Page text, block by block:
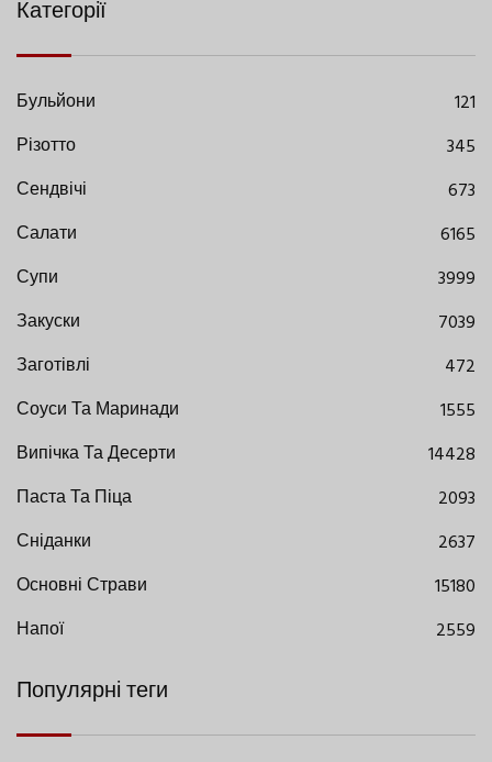
Категорії
Бульйони
121
Різотто
345
Сендвічі
673
Салати
6165
Супи
3999
Закуски
7039
Заготівлі
472
Соуси Та Маринади
1555
Випічка Та Десерти
14428
Паста Та Піца
2093
Сніданки
2637
Основні Страви
15180
Напої
2559
Популярні теги